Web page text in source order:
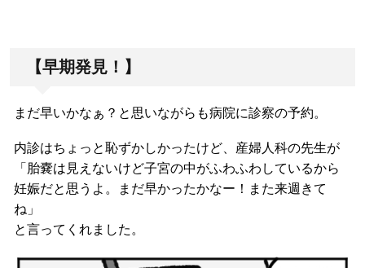
【早期発見！】
まだ早いかなぁ？と思いながらも病院に診察の予約。
内診はちょっと恥ずかしかったけど、産婦人科の先生が
「胎嚢は見えないけど子宮の中がふわふわしているから
妊娠だと思うよ。まだ早かったかなー！また来週きて
ね」
と言ってくれました。